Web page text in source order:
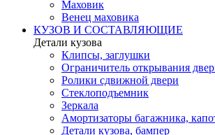
Маховик
Венец маховика
КУЗОВ И СОСТАВЛЯЮЩИЕ
Детали кузова
Клипсы, заглушки
Ограничитель открывания
Ролики сдвижной двери
Стеклоподъемник
Зеркала
Амортизаторы багажника,
Детали кузова, бампер